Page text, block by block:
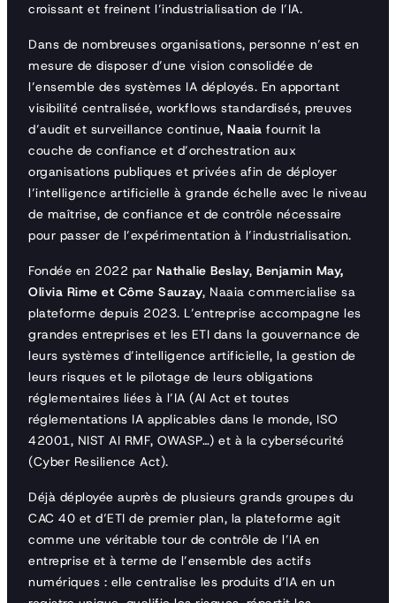
croissant et freinent l’industrialisation de l’IA.
Dans de nombreuses organisations, personne n’est en
mesure de disposer d’une vision consolidée de
l’ensemble des systèmes IA déployés. En apportant
visibilité centralisée, workflows standardisés, preuves
d’audit et surveillance continue, Naaia fournit la
couche de confiance et d’orchestration aux
organisations publiques et privées afin de déployer
l’intelligence artificielle à grande échelle avec le niveau
de maîtrise, de confiance et de contrôle nécessaire
pour passer de l’expérimentation à l’industrialisation.
Fondée en 2022 par Nathalie Beslay, Benjamin May,
Olivia Rime et Côme Sauzay, Naaia commercialise sa
plateforme depuis 2023. L’entreprise accompagne les
grandes entreprises et les ETI dans la gouvernance de
leurs systèmes d’intelligence artificielle, la gestion de
leurs risques et le pilotage de leurs obligations
réglementaires liées à l’IA (AI Act et toutes
réglementations IA applicables dans le monde, ISO
42001, NIST AI RMF, OWASP…) et à la cybersécurité
(Cyber Resilience Act).
Déjà déployée auprès de plusieurs grands groupes du
CAC 40 et d’ETI de premier plan, la plateforme agit
comme une véritable tour de contrôle de l’IA en
entreprise et à terme de l’ensemble des actifs
numériques : elle centralise les produits d’IA en un